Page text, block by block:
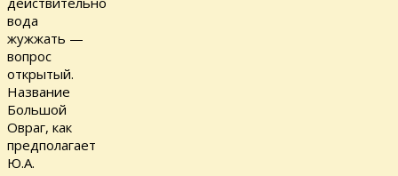
вода
жужжать —
вопрос
открытый.
Название
Большой
Овраг, как
предполагает
Ю.А.